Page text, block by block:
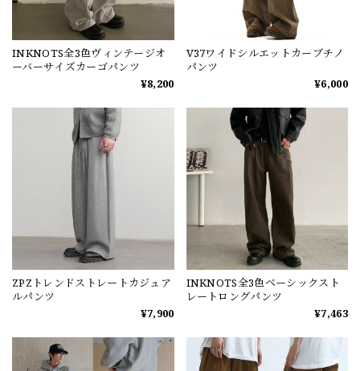
INKNOTS全3色ヴィンテージオ
ーバーサイズカーゴパンツ
¥8,200
V37ワイドシルエットカーブチノ
パンツ
¥6,000
ZPZトレンドストレートカジュア
ルパンツ
¥7,900
INKNOTS全3色ベーシックスト
レートロングパンツ
¥7,463